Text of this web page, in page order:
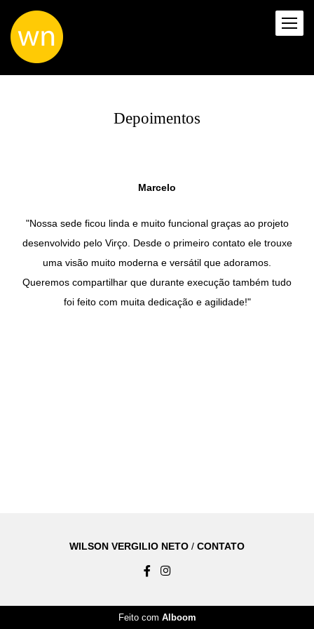
Depoimentos
"Nossa sede ficou linda e muito funcional graças ao projeto
desenvolvido pelo Virço. Desde o primeiro contato ele trouxe
uma visão muito moderna e versátil que adoramos.
Queremos compartilhar que durante execução também tudo
foi feito com muita dedicação e agilidade!"
Marcelo
WILSON VERGILIO NETO / CONTATO
Feito com Alboom